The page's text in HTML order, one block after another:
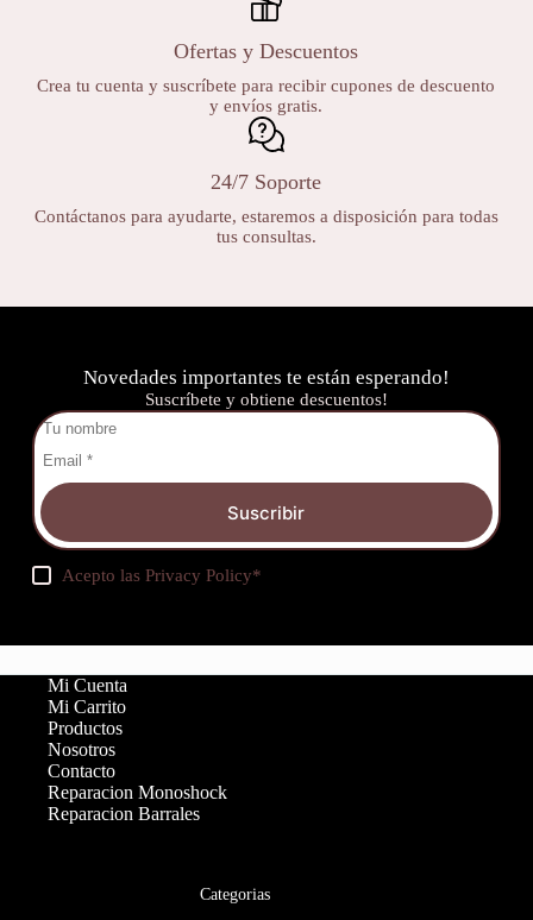
Ofertas y Descuentos
Crea tu cuenta y suscríbete para recibir cupones de descuento
y envíos gratis.
24/7 Soporte
Contáctanos para ayudarte, estaremos a disposición para todas
tus consultas.
Novedades importantes te están esperando!
Suscríbete y obtiene descuentos!
Suscribir
Acepto lasPrivacy Policy*
Mi Cuenta
Mi Carrito
Productos
Nosotros
Contacto
Reparacion Monoshock
Reparacion Barrales
Categorias